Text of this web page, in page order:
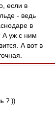
если в
- ведь
в
А уж с ним
А вот в
? ))